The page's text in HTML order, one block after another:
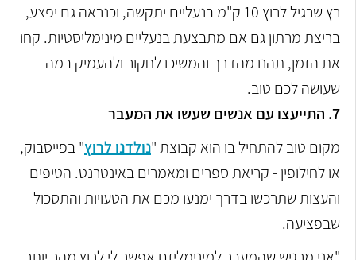
רץ שרגיל לרוץ 10 ק"מ בנעליים יתקשה, וכנראה גם יפצע,
בריצת מרתון גם אם מתבצעת בנעליים מינימליסטיות. קחו
את הזמן, תהנו מהדרך והמשיכו לחקור ולהעמיק במה
שעושה לכם טוב.
7. התייעצו עם אנשים שעשו את המעבר
מקום טוב להתחיל בו הוא קבוצת "נולדנו לרוץ" בפייסבוק,
או לחילופין - קריאת ספרים ומאמרים באינטרנט. הטיפים
והעצות שתרכשו בדרך ימנעו מכם את הטעויות והתסכול
שבפציעה.